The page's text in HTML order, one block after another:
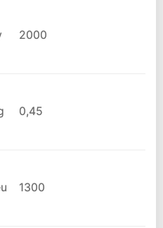
2000
0,45
1300